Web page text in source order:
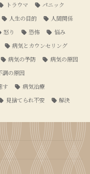
トラウマ
パニック
人生の目的
人間関係
怒り 恐怖
悩み
病気とカウンセリング
病気の予防
病気の原因
調の原因
す
病気治療
見捨てられ不安 解決